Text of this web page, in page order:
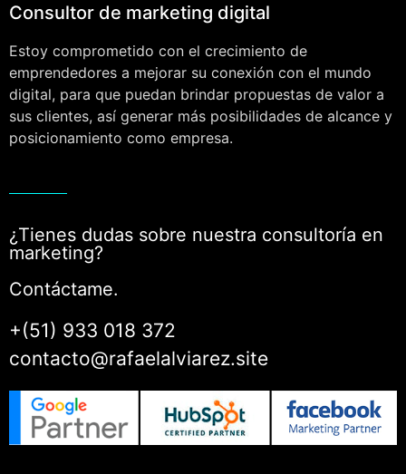
Consultor de marketing digital
Estoy comprometido con el crecimiento de
emprendedores a mejorar su conexión con el mundo
digital, para que puedan brindar propuestas de valor a
sus clientes, así generar más posibilidades de alcance y
posicionamiento como empresa.
¿Tienes dudas sobre nuestra consultoría en
marketing?
Contáctame.
+(51) 933 018 372
contacto@rafaelalviarez.site